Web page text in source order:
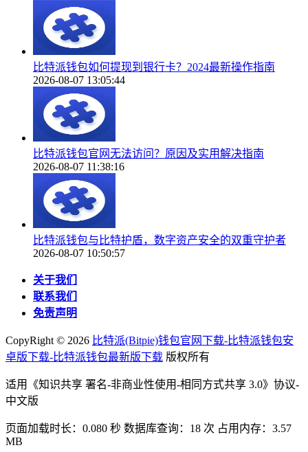
比特派钱包如何提现到银行卡？2024最新操作指南
2026-08-07 13:05:44
比特派钱包官网无法访问？原因及实用解决指南
2026-08-07 11:38:16
比特派钱包与比特护盾，数字资产安全的双重守护者
2026-08-07 10:50:57
关于我们
联系我们
免责声明
CopyRight © 2026 比特派(Bitpie)钱包官网下载-比特派钱包安
卓版下载-比特派钱包最新版下载 版权所有
适用《知识共享 署名-非商业性使用-相同方式共享 3.0》协议-
中文版
页面加载时长：0.080 秒 数据库查询：18 次 占用内存：3.57
MB